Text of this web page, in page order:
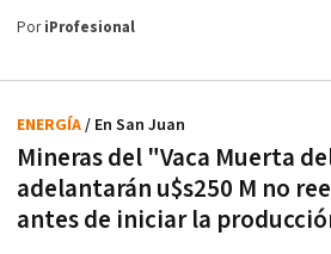
PoriProfesional
Mineras del "Vaca Muerta
adelantarán u$s250 M no
antes de iniciar la
ENERGÍA/ En San Juan